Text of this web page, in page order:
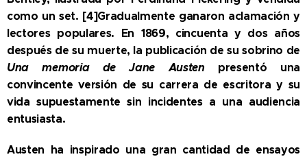
como un set. [4]Gradualmente ganaron aclamación y
lectores populares. En 1869, cincuenta y dos años
después de su muerte, la publicación de su sobrino de
Una memoria de Jane Austenpresentó una
convincente versión de su carrera de escritora y su
vida supuestamente sin incidentes a una audiencia
entusiasta.
Austen ha inspirado una gran cantidad de ensayos